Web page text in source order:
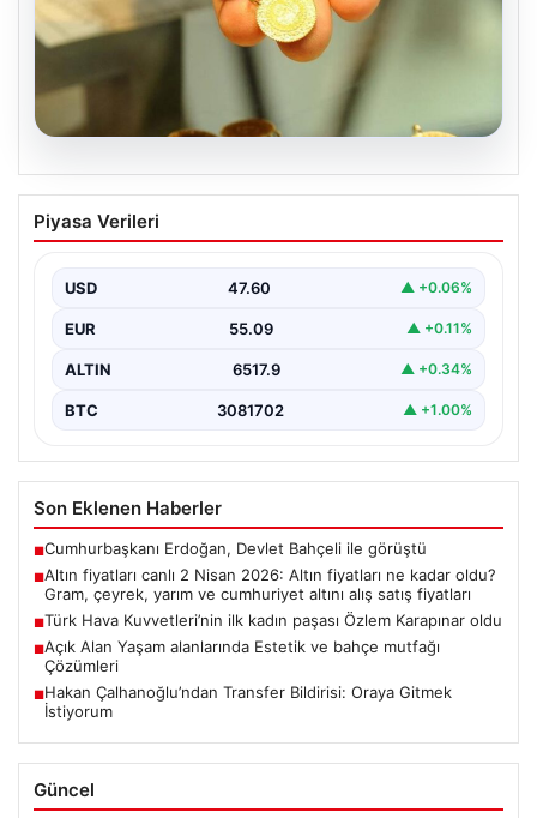
Altın fiyatları canlı 2 Nisan 2026: Altın
fiyatları ne kadar oldu? Gram, çeyrek,
fiyatları
Piyasa Verileri
USD 47.60 ▲ +0.06%
EUR 55.09 ▲ +0.11%
ALTIN 6517.9 ▲ +0.34%
BTC 3081702 ▲ +1.00%
Son Eklenen Haberler
■Cumhurbaşkanı Erdoğan, Devlet Bahçeli ile görüştü
■Altın fiyatları canlı 2 Nisan 2026: Altın fiyatları ne kadar oldu?
Gram, çeyrek, yarım ve cumhuriyet altını alış satış fiyatları
■Türk Hava Kuvvetleri’nin ilk kadın paşası Özlem Karapınar oldu
■Açık Alan Yaşam alanlarında Estetik ve bahçe mutfağı
Çözümleri
■Hakan Çalhanoğlu’ndan Transfer Bildirisi: Oraya Gitmek
İstiyorum
Güncel